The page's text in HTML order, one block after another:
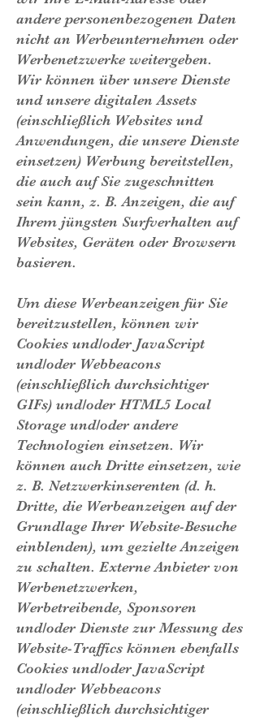
andere personenbezogenen Daten
nicht an Werbeunternehmen oder
Werbenetzwerke weitergeben.
Wir können über unsere Dienste
und unsere digitalen Assets
(einschließlich Websites und
Anwendungen, die unsere Dienste
einsetzen) Werbung bereitstellen,
die auch auf Sie zugeschnitten
sein kann, z. B. Anzeigen, die auf
Ihrem jüngsten Surfverhalten auf
Websites, Geräten oder Browsern
basieren.
Um diese Werbeanzeigen für Sie
bereitzustellen, können wir
Cookies und/oder JavaScript
und/oder Webbeacons
(einschließlich durchsichtiger
GIFs) und/oder HTML5 Local
Storage und/oder andere
Technologien einsetzen. Wir
können auch Dritte einsetzen, wie
z. B. Netzwerkinserenten (d. h.
Dritte, die Werbeanzeigen auf der
Grundlage Ihrer Website-Besuche
einblenden), um gezielte Anzeigen
zu schalten. Externe Anbieter von
Werbenetzwerken,
Werbetreibende, Sponsoren
und/oder Dienste zur Messung des
Website-Traffics können ebenfalls
Cookies und/oder JavaScript
und/oder Webbeacons
(einschließlich durchsichtiger